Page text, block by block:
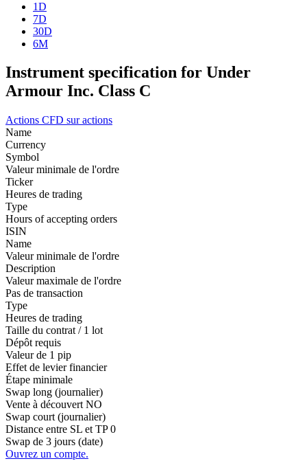
1D
7D
30D
6M
Instrument specification for Under
Armour Inc. Class C
Actions CFD sur actions
Name
Currency
Symbol
Valeur minimale de l'ordre
Ticker
Heures de trading
Type
Hours of accepting orders
ISIN
Name
Valeur minimale de l'ordre
Description
Valeur maximale de l'ordre
Pas de transaction
Type
Heures de trading
Taille du contrat / 1 lot
Dépôt requis
Valeur de 1 pip
Effet de levier financier
Étape minimale
Swap long (journalier)
Vente à découvert NO
Swap court (journalier)
Distance entre SL et TP 0
Swap de 3 jours (date)
Ouvrez un compte.